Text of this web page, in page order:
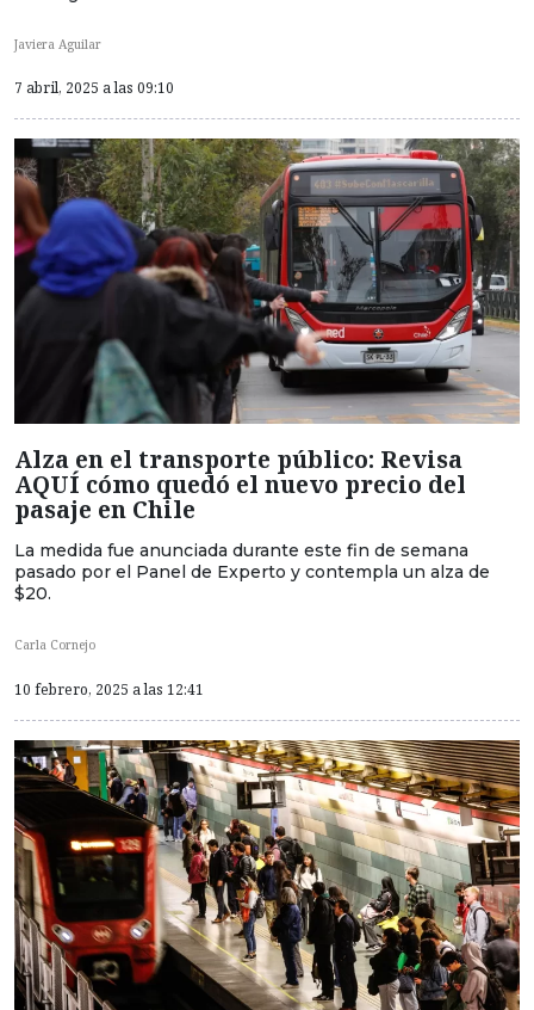
Javiera Aguilar
7 abril, 2025 a las 09:10
Alza en el transporte público: Revisa
AQUÍ cómo quedó el nuevo precio del
pasaje en Chile
La medida fue anunciada durante este fin de semana
pasado por el Panel de Experto y contempla un alza de
$20.
Carla Cornejo
10 febrero, 2025 a las 12:41